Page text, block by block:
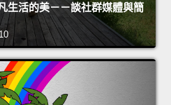
生活的美－－談社群媒體與簡